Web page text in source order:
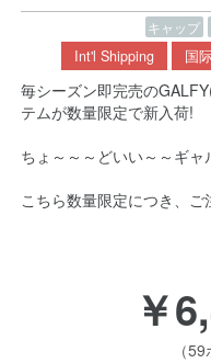
キャップ
Int'l Shipping 国
毎シーズン即完売の
テムが数量限定で新入荷!
ちょ～～～どいい～～ギャ
こちら数量限定につき、ご
￥
（